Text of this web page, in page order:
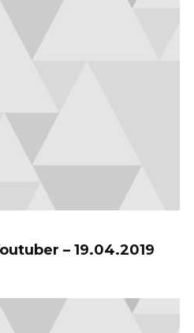
– 19.04.2019